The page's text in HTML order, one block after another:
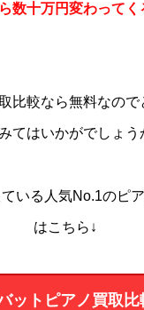
数十万円変わってく
比較なら無料なの
てはいかがでしょう
いる人気No.1のピ
はこちら↓
ットピアノ買取